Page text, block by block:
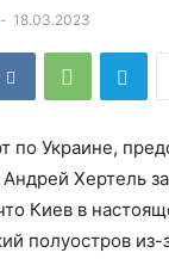
- 18.03.2023
по Украине,
Хертель
Киев в
полуостров